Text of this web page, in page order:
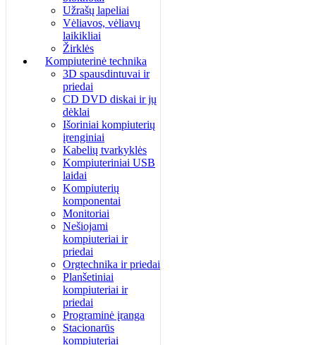
Užrašų lapeliai
Vėliavos, vėliavų
laikikliai
Žirklės
Kompiuterinė technika
3D spausdintuvai ir
priedai
CD DVD diskai ir jų
dėklai
Išoriniai kompiuterių
įrenginiai
Kabelių tvarkyklės
Kompiuteriniai USB
laidai
Kompiuterių
komponentai
Monitoriai
Nešiojami
kompiuteriai ir
priedai
Orgtechnika ir priedai
Planšetiniai
kompiuteriai ir
priedai
Programinė įranga
Stacionarūs
kompiuteriai